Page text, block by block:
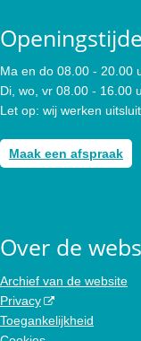
Ma en do 08.00 - 20.00
Di, wo, vr 08.00 - 16.00
Let op: wij werken
Maak een afspraak
Over de
Archief van de website
Privacy
Toegankelijkheid